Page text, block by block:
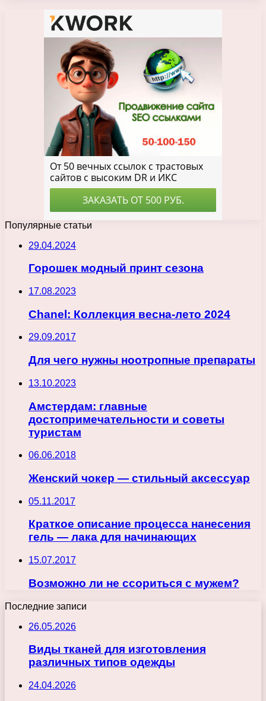
Популярные статьи
29.04.2024
Горошек модный принт сезона
17.08.2023
Chanel: Коллекция весна-лето 2024
29.09.2017
Для чего нужны ноотропные препараты
13.10.2023
Амстердам: главные
достопримечательности и советы
туристам
06.06.2018
Женский чокер — стильный аксессуар
05.11.2017
Краткое описание процесса нанесения
гель — лака для начинающих
15.07.2017
Возможно ли не ссориться с мужем?
Последние записи
26.05.2026
Виды тканей для изготовления
различных типов одежды
24.04.2026